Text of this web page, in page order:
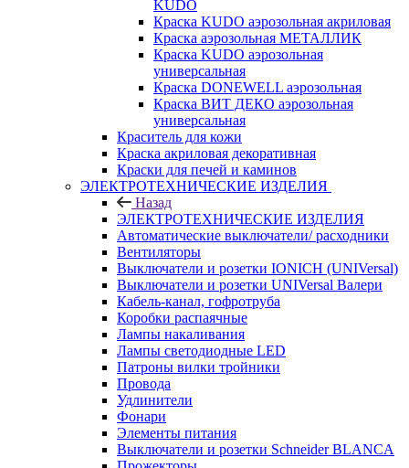
KUDO
Краска KUDO аэрозольная акриловая
Краска аэрозольная МЕТАЛЛИК
Краска KUDO аэрозольная
универсальная
Краска DONEWELL аэрозольная
Краска ВИТ ДЕКО аэрозольная
универсальная
Краситель для кожи
Краска акриловая декоративная
Краски для печей и каминов
ЭЛЕКТРОТЕХНИЧЕСКИЕ ИЗДЕЛИЯ
Назад
ЭЛЕКТРОТЕХНИЧЕСКИЕ ИЗДЕЛИЯ
Автоматические выключатели/ расходники
Вентиляторы
Выключатели и розетки IONICH (UNIVersal)
Выключатели и розетки UNIVersal Валери
Кабель-канал, гофротруба
Коробки распаячные
Лампы накаливания
Лампы светодиодные LED
Патроны вилки тройники
Провода
Удлинители
Фонари
Элементы питания
Выключатели и розетки Schneider BLANCA